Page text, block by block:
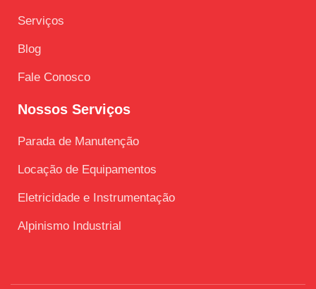
Serviços
Blog
Fale Conosco
Nossos Serviços
Parada de Manutenção
Locação de Equipamentos
Eletricidade e Instrumentação
Alpinismo Industrial